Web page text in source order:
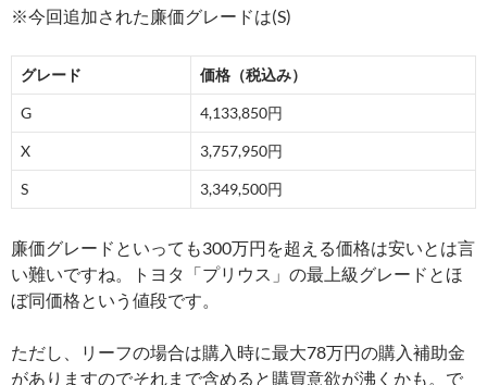
※今回追加された廉価グレードは(S)
グレード 価格（税込み）
G 4,133,850円
X 3,757,950円
S 3,349,500円
廉価グレードといっても300万円を超える価格は安いとは言
い難いですね。トヨタ「プリウス」の最上級グレードとほ
ぼ同価格という値段です。
ただし、リーフの場合は購入時に最大78万円の購入補助金
がありますのでそれまで含めると購買意欲が沸くかも。で